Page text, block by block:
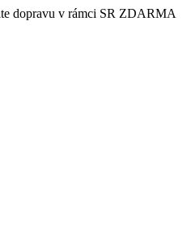
dopravu v rámci SR ZDARMA